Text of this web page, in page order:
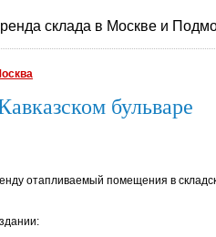
склада в Москве и
бульваре
отапливаемый помещения в